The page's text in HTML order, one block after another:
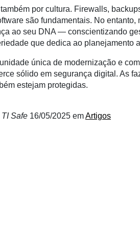
por cultura. Firewalls,
são fundamentais. No entanto,
ao seu DNA — conscientizando
que dedica ao planejamento
única de modernização e
sólido em segurança digital. As
estejam protegidas.
Safe 16/05/2025 emArtigos